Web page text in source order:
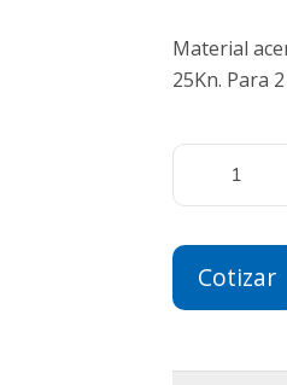
Material
25Kn. Para
Cotizar